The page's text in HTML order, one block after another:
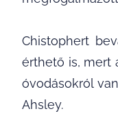
Chistophert
érthető is, mert
óvodásokról
Ahsley.